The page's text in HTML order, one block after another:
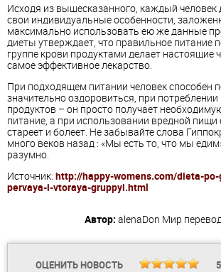
Исходя из вышесказанного, каждый
свои индивидуальные особенности,
максимально использовать ею же данные
диеты утверждает, что правильное питание
группе крови продуктами делает настоящие
самое эффективное лекарство.
При подходящем питании человек способен
значительно оздоровиться, при
продуктов – он просто получает
питание, а при использовании вредной пищи
стареет и болеет. Не забывайте слова
много веков назад : «Мы есть то, что мы
разумно.
Источник: http://happy-womens.com/dieta-
pervaya-i-vtoraya-gruppyi.html
Автор: alenaDon Мир
ОЦЕНИТЬ НОВОСТЬ 5